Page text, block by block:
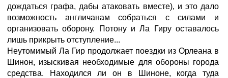
дождаться графа, дабы атаковать вместе), и это дало
возможность англичанам собраться с силами и
организовать оборону. Потону и Ла Гиру оставалось
лишь прикрыть отступление...
Неутомимый Ла Гир продолжает поездки из Орлеана в
Шинон, изыскивая необходимые для обороны города
средства. Находился ли он в Шиноне, когда туда